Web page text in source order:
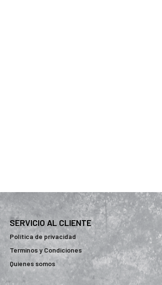
SERVICIO AL CLIENTE
Política de privacidad
Terminos y Condiciones
Quienes somos